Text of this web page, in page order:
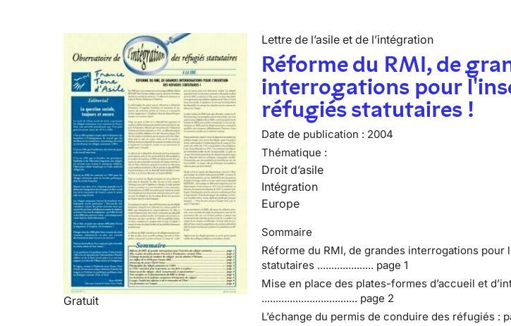
Gratuit
Lettre de l’asile et de l’intégration
Réforme du RMI, de
interrogations pour
réfugiés statutaires !
Date de publication : 2004
Thématique :
Droit d’asile
Intégration
Europe
Sommaire
Réforme du RMI, de grandes interrogations pour
statutaires .................... page 1
Mise en place des plates-formes d’accueil et
.................................. page 2
L’échange du permis de conduire des réfugiés :